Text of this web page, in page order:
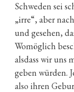
Schweden sei
„irre“, aber
und gesehen,
Womöglich
alsdass wir uns
geben würden.
also ihren